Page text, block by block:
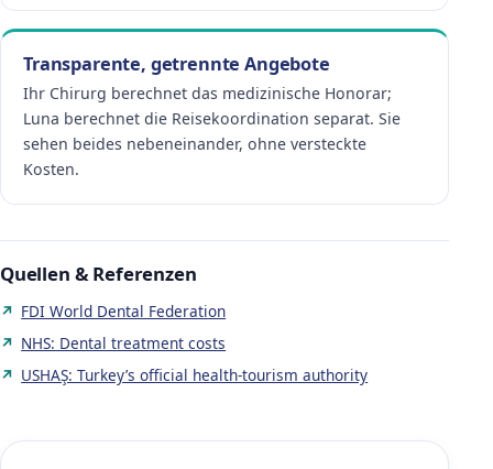
Transparente, getrennte Angebote
Ihr Chirurg berechnet das medizinische Honorar;
Luna berechnet die Reisekoordination separat. Sie
sehen beides nebeneinander, ohne versteckte
Kosten.
Quellen & Referenzen
FDI World Dental Federation
NHS: Dental treatment costs
USHAŞ: Turkey’s official health-tourism authority